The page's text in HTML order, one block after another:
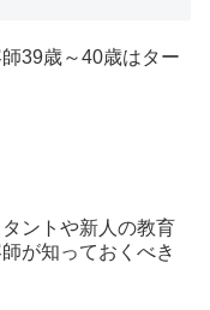
39歳～40歳はター
タントや新人の教育
が知っておくべき